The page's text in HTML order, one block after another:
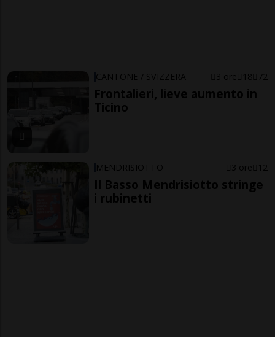
CANTONE / SVIZZERA 3 ore 18 72
Frontalieri, lieve aumento in
Ticino
MENDRISIOTTO 3 ore 12
Il Basso Mendrisiotto stringe
i rubinetti